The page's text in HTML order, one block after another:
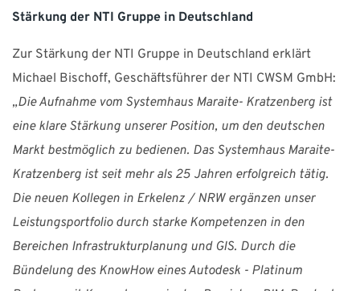
Stärkung der NTI Gruppe in Deutschland
Zur Stärkung der NTI Gruppe in Deutschland erklärt
Michael Bischoff, Geschäftsführer der NTI CWSM GmbH:
„Die Aufnahme vom Systemhaus Maraite- Kratzenberg ist
eine klare Stärkung unserer Position, um den deutschen
Markt bestmöglich zu bedienen. Das Systemhaus Maraite-
Kratzenberg ist seit mehr als 25 Jahren erfolgreich tätig.
Die neuen Kollegen in Erkelenz / NRW ergänzen unser
Leistungsportfolio durch starke Kompetenzen in den
Bereichen Infrastrukturplanung und GIS. Durch die
Bündelung des KnowHow eines Autodesk - Platinum